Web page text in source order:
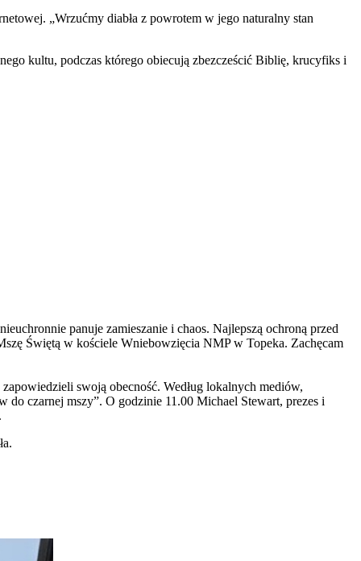
„Wrzućmy diabła z powrotem w jego naturalny stan
kultu, podczas którego obiecują zbezcześcić Biblię, krucyfiks i
panuje zamieszanie i chaos. Najlepszą ochroną przed
Świętą w kościele Wniebowzięcia NMP w Topeka. Zachęcam
swoją obecność. Według lokalnych mediów,
do czarnej mszy”. O godzinie 11.00 Michael Stewart, prezes i